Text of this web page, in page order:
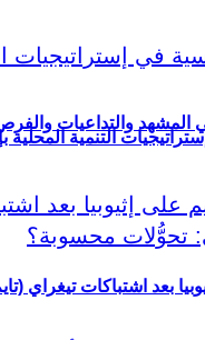
المشهد والتداعيات
التنمية المحلية
بعد اشتباكات تيغراي